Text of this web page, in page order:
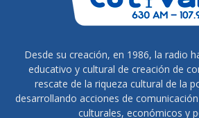
Desde su creación, en 1986, la radio
educativo y cultural de creación de
rescate de la riqueza cultural de la
desarrollando acciones de
culturales, económicos y